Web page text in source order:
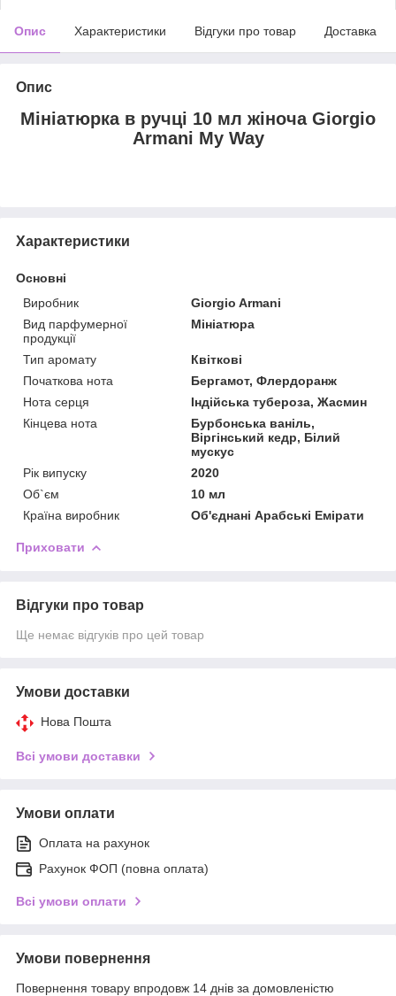
Опис Характеристики Відгуки про товар Доставка
Опис
Мініатюрка в ручці 10 мл жіноча Giorgio
Armani My Way
Характеристики
Основні
Виробник
Giorgio Armani
Вид парфумерної
продукції
Мініатюра
Тип аромату
Квіткові
Початкова нота
Бергамот, Флердоранж
Нота серця
Індійська тубероза, Жасмин
Кінцева нота
Бурбонська ваніль,
Віргінський кедр, Білий
мускус
Рік випуску
2020
Об`єм
10 мл
Країна виробник
Об'єднані Арабські Емірати
Приховати
Відгуки про товар
Ще немає відгуків про цей товар
Умови доставки
Нова Пошта
Всі умови доставки
Умови оплати
Оплата на рахунок
Рахунок ФОП (повна оплата)
Всі умови оплати
Умови повернення
Повернення товару впродовж 14 днів за домовленістю